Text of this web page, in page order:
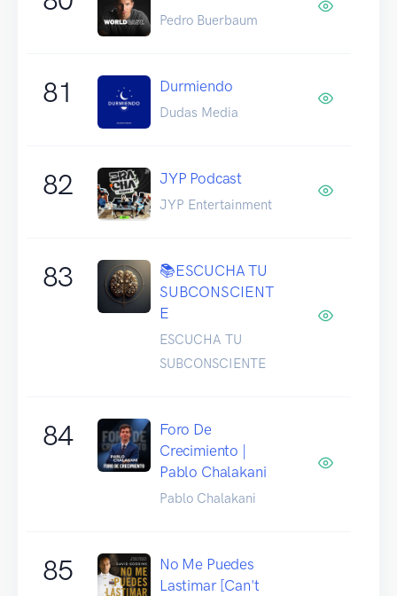
Pedro Buerbaum
81 Durmiendo
Dudas Media
82 JYP Podcast
JYP Entertainment
83
📚ESCUCHA TU
SUBCONSCIENT
E
ESCUCHA TU
SUBCONSCIENTE
84
Foro De
Crecimiento |
Pablo Chalakani
Pablo Chalakani
85
No Me Puedes
Lastimar [Can't